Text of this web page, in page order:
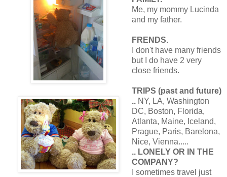
Me, my mommy Lucinda
and my father.
FRENDS.
I don't have many friends
but I do have 2 very
close friends.
TRIPS (past and future)
.. NY, LA, Washington
DC, Boston, Florida,
Atlanta, Maine, Iceland,
Prague, Paris, Barelona,
Nice, Vienna.....
.. LONELY OR IN THE
COMPANY?
I sometimes travel just